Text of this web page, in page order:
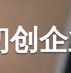
创